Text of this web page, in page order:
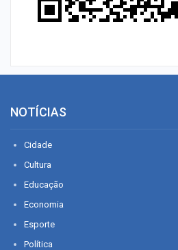
NOTÍCIAS
Cidade
Cultura
Educação
Economia
Esporte
Política